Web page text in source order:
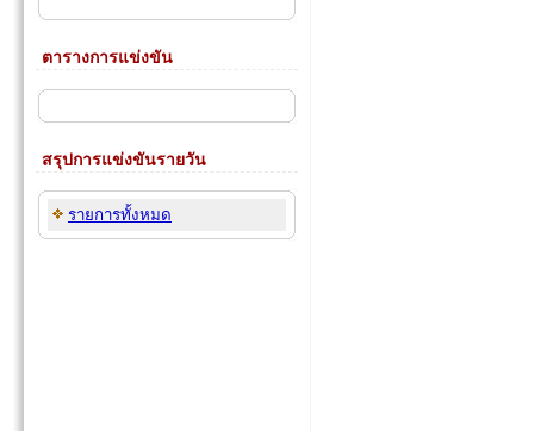
ตารางการแข่งขัน
สรุปการแข่งขันรายวัน
รายการทั้งหมด